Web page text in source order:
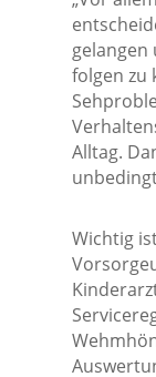
folgen zu
Alltag.
Wichtig